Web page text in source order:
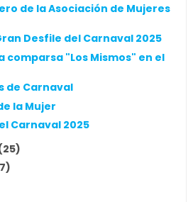
de la Asociación de Mujeres
Desfile del Carnaval 2025
comparsa "Los Mismos" en el
de Carnaval
la Mujer
Carnaval 2025